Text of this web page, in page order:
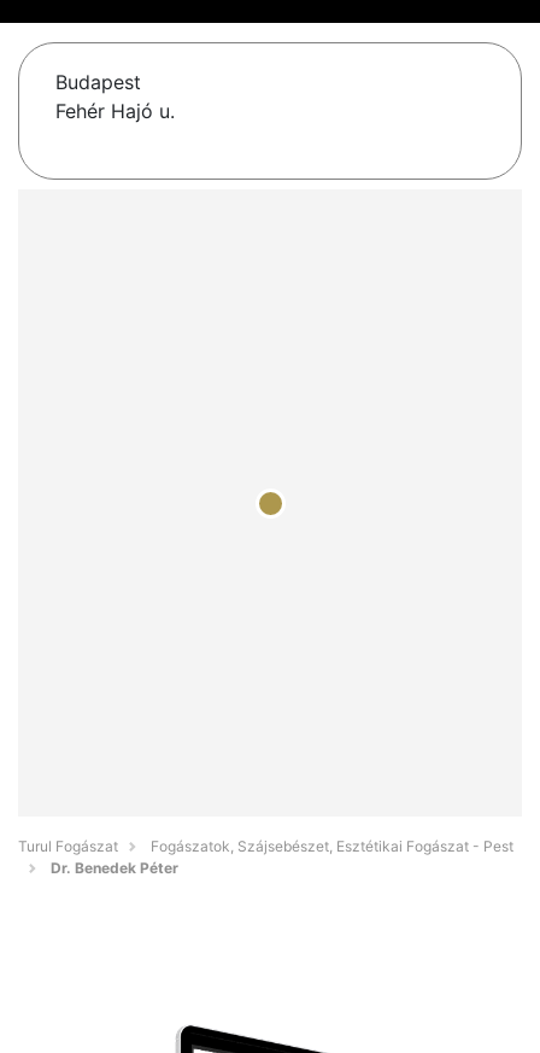
Budapest
Fehér Hajó u.
Turul Fogászat
Fogászatok, Szájsebészet, Esztétikai Fogászat - Pest
Dr. Benedek Péter